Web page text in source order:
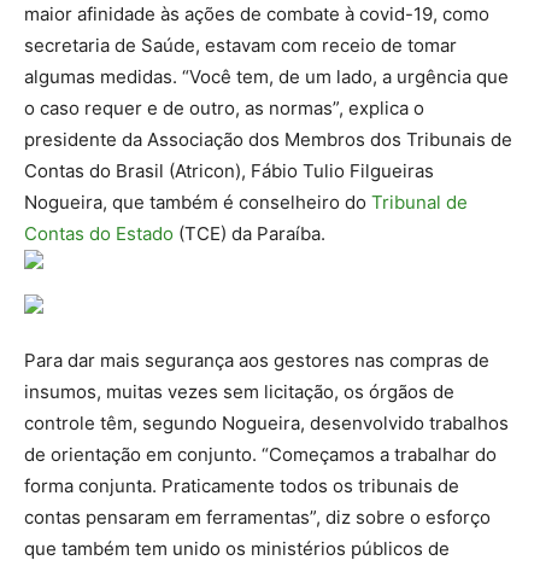
maior afinidade às ações de combate à covid-19, como
secretaria de Saúde, estavam com receio de tomar
algumas medidas. “Você tem, de um lado, a urgência que
o caso requer e de outro, as normas”, explica o
presidente da Associação dos Membros dos Tribunais de
Contas do Brasil (Atricon), Fábio Tulio Filgueiras
Nogueira, que também é conselheiro do Tribunal de
Contas do Estado (TCE) da Paraíba.
Para dar mais segurança aos gestores nas compras de
insumos, muitas vezes sem licitação, os órgãos de
controle têm, segundo Nogueira, desenvolvido trabalhos
de orientação em conjunto. “Começamos a trabalhar do
forma conjunta. Praticamente todos os tribunais de
contas pensaram em ferramentas”, diz sobre o esforço
que também tem unido os ministérios públicos de